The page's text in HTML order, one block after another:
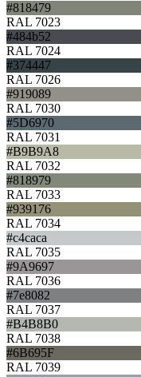
#818479
RAL 7023
#484b52
RAL 7024
#374447
RAL 7026
#919089
RAL 7030
#5D6970
RAL 7031
#B9B9A8
RAL 7032
#818979
RAL 7033
#939176
RAL 7034
#c4caca
RAL 7035
#9A9697
RAL 7036
#7e8082
RAL 7037
#B4B8B0
RAL 7038
#6B695F
RAL 7039